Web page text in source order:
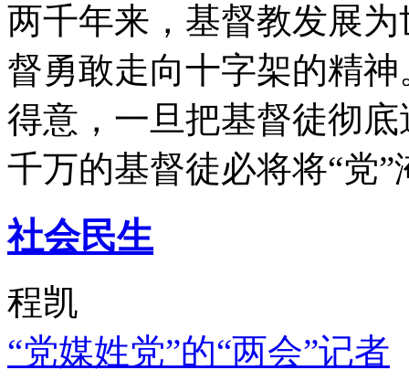
两千年来，基督教发展
督勇敢走向十字架的精
得意，一旦把基督徒彻
千万的基督徒必将将“党”
社会民生
程凯
“党媒姓党”的“两会”记者